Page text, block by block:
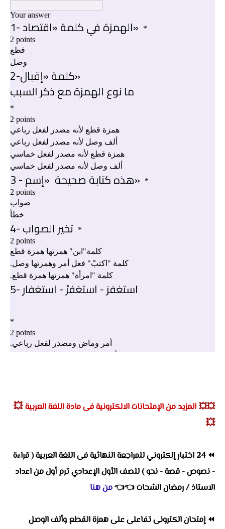
💥💥 المزيد من الإمتحانات الالكترونية فى مادة اللغة العربية 💥
💥
⏪
24 اختبار إلكتروني للمراجعة النهائية فى اللغة العربية ( قراءة
- نصوص - قصة - نحو ) للصف الأول الإعدادي ترم أول من اعداد
الاستاذ / رمضان الشحات👈
👈من هنا
⏪إمتحان الكترونى تفاعلى على همزة القطع وألف الوصل